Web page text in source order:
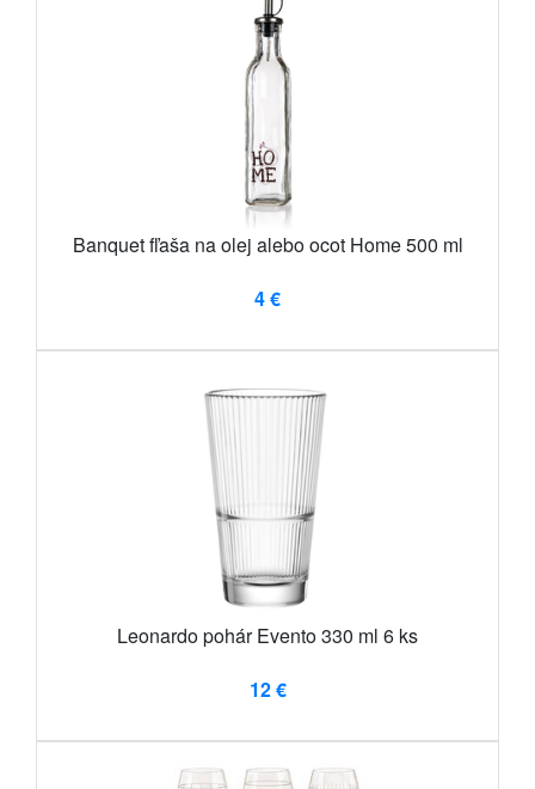
Banquet fľaša na olej alebo ocot Home 500 ml
4 €
Leonardo pohár Evento 330 ml 6 ks
12 €